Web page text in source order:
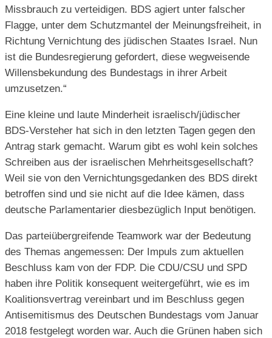
Missbrauch zu verteidigen. BDS agiert unter falscher
Flagge, unter dem Schutzmantel der Meinungsfreiheit, in
Richtung Vernichtung des jüdischen Staates Israel. Nun
ist die Bundesregierung gefordert, diese wegweisende
Willensbekundung des Bundestags in ihrer Arbeit
umzusetzen.“
Eine kleine und laute Minderheit israelisch/jüdischer
BDS-Versteher hat sich in den letzten Tagen gegen den
Antrag stark gemacht. Warum gibt es wohl kein solches
Schreiben aus der israelischen Mehrheitsgesellschaft?
Weil sie von den Vernichtungsgedanken des BDS direkt
betroffen sind und sie nicht auf die Idee kämen, dass
deutsche Parlamentarier diesbezüglich Input benötigen.
Das parteiübergreifende Teamwork war der Bedeutung
des Themas angemessen: Der Impuls zum aktuellen
Beschluss kam von der FDP. Die CDU/CSU und SPD
haben ihre Politik konsequent weitergeführt, wie es im
Koalitionsvertrag vereinbart und im Beschluss gegen
Antisemitismus des Deutschen Bundestags vom Januar
2018 festgelegt worden war. Auch die Grünen haben sich